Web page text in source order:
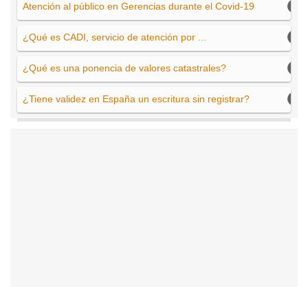
Atención al público en Gerencias durante el Covid-19
¿Qué es CADI, servicio de atención por ...
¿Qué es una ponencia de valores catastrales?
¿Tiene validez en España un escritura sin registrar?